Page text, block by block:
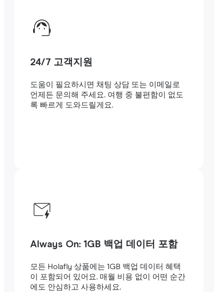
24/7 고객지원
도움이 필요하시면 채팅 상담 또는 이메일로
언제든 문의해 주세요. 여행 중 불편함이 없도
록 빠르게 도와드릴게요.
Always On: 1GB 백업 데이터 포함
모든 Holafly 상품에는 1GB 백업 데이터 혜택
이 포함되어 있어요. 매월 비용 없이 어떤 순간
에도 안심하고 사용하세요.